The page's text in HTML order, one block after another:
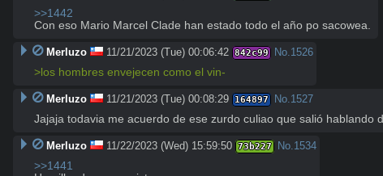
>>1442
Con eso Mario Marcel Clade han estado todo el año po sacowea.
Merluzo 11/21/2023 (Tue) 00:06:42 842c99 No. 1526
>los hombres envejecen como el vin-
Merluzo 11/21/2023 (Tue) 00:08:29 164897 No. 1527
Jajaja todavia me acuerdo de ese zurdo culiao que salió hablando
Merluzo 11/22/2023 (Wed) 15:59:50 73b227 No. 1534
>>1441